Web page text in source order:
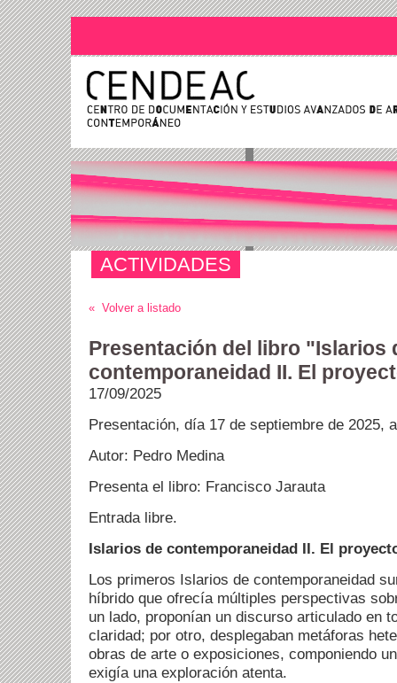
ACTIVIDADES
« Volver a listado
Presentación del libro "Islarios
contemporaneidad II. El
17/09/2025
Presentación, día 17 de septiembre de 2025,
Autor: Pedro Medina
Presenta el libro: Francisco Jarauta
Entrada libre.
Islarios de contemporaneidad II. El
Los primeros Islarios de contemporaneidad
híbrido que ofrecía múltiples perspectivas
un lado, proponían un discurso articulado en
claridad; por otro, desplegaban metáforas
obras de arte o exposiciones, componiendo
exigía una exploración atenta.